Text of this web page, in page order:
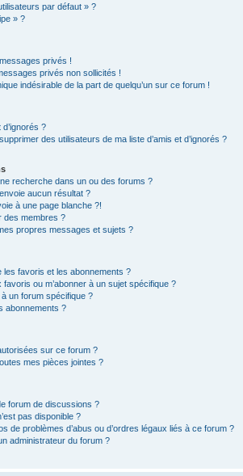
par défaut » ?
» ?
privés !
privés non sollicités !
indésirable de la part de quelqu’un sur ce forum !
?
des utilisateurs de ma liste d’amis et d’ignorés ?
recherche dans un ou des forums ?
aucun résultat ?
à une page blanche ?!
des membres ?
propres messages et sujets ?
les favoris et les abonnements ?
ou m’abonner à un sujet spécifique ?
un forum spécifique ?
abonnements ?
sur ce forum ?
mes pièces jointes ?
forum de discussions ?
pas disponible ?
de problèmes d’abus ou d’ordres légaux liés à ce forum ?
administrateur du forum ?